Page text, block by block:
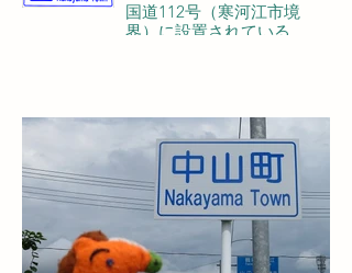
国道112号（寒河江市境
界）に設置されている。